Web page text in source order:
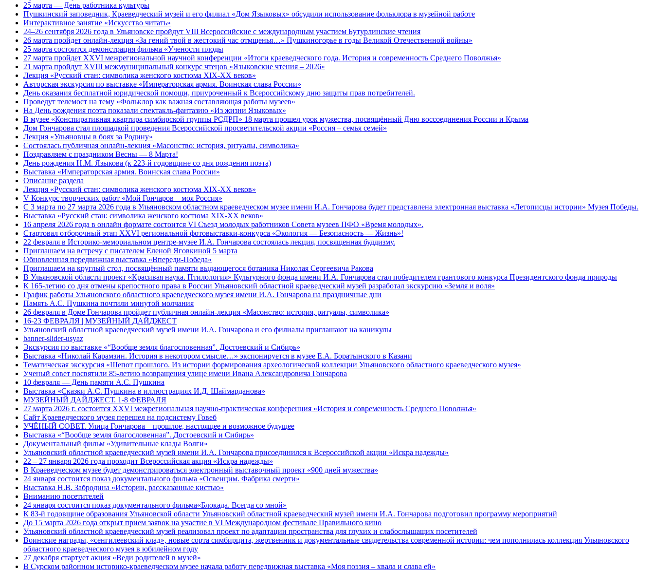
25 марта — День работника культуры
Пушкинский заповедник, Краеведческий музей и его филиал «Дом Языковых» обсудили использование фольклора в музейной работе
Интерактивное занятие «Искусство читать»
24–26 сентября 2026 года в Ульяновске пройдут VIII Всероссийские с международным участием Бутурлинские чтения
26 марта пройдет онлайн-лекция «За гений твой в жестокий час отмщенья…» Пушкиногорье в годы Великой Отечественной войны»
25 марта состоится демонстрация фильма «Учености плоды
27 марта пройдет XXVI межрегиональной научной конференции «Итоги краеведческого года. История и современность Среднего Поволжья»
21 марта пройдут XVIII межмуниципальный конкурс чтецов «Языковские чтения – 2026»
Лекция «Русский стан: символика женского костюма XIX-XX веков»
Авторская экскурсия по выставке «Императорская армия. Воинская слава России»
День оказания бесплатной юридической помощи, приуроченный к Всероссийскому дню защиты прав потребителей.
Проведут телемост на тему «Фольклор как важная составляющая работы музеев»
На День рождения поэта показали спектакль-фантазию «Из жизни Языковых»
В музее «Конспиративная квартира симбирской группы РСДРП» 18 марта прошел урок мужества, посвящённый Дню воссоединения России и Крыма
Дом Гончарова стал площадкой проведения Всероссийской просветительской акции «Россия – семья семей»
Лекция «Ульяновцы в боях за Родину»
Состоялась публичная онлайн-лекция «Масонство: история, ритуалы, символика»
Поздравляем с праздником Весны — 8 Марта!
День рождения Н.М. Языкова (к 223-й годовщине со дня рождения поэта)
Выставка «Императорская армия. Воинская слава России»
Описание раздела
Лекция «Русский стан: символика женского костюма XIX-XX веков»
V Конкурс творческих работ «Мой Гончаров – моя Россия»
С 3 марта по 27 марта 2026 года в Ульяновском областном краеведческом музее имени И.А. Гончарова будет представлена электронная выставка «Летописцы истории» Музея Победы.
Выставка «Русский стан: символика женского костюма XIX-XX веков»
16 апреля 2026 года в онлайн формате состоится VI Съезд молодых работников Совета музеев ПФО «Время молодых».
Стартовал отборочный этап XXVI региональной фотовыставки-конкурса «Экология — Безопасность — Жизнь»!
22 февраля в Историко-мемориальном центре-музее И.А. Гончарова состоялась лекция, посвященная буддизму.
Приглашаем на встречу с писателем Еленой Яговкиной 5 марта
Обновленная передвижная выставка «Впереди-Победа»
Приглашаем на круглый стол, посвящённый памяти выдающегося ботаника Николая Сергеевича Ракова
В Ульяновской области проект «Красивая наука. Птилология» Культурного фонда имени И.А. Гончарова стал победителем грантового конкурса Президентского фонда природы
К 165-летию со дня отмены крепостного права в России Ульяновский областной краеведческий музей разработал экскурсию «Земля и воля»
График работы Ульяновского областного краеведческого музея имени И.А. Гончарова на праздничные дни
Память А.С. Пушкина почтили минутой молчания
26 февраля в Доме Гончарова пройдет публичная онлайн-лекция «Масонство: история, ритуалы, символика»
16-23 ФЕВРАЛЯ | МУЗЕЙНЫЙ ДАЙДЖЕСТ
Ульяновский областной краеведческий музей имени И.А. Гончарова и его филиалы приглашают на каникулы
banner-slider-usyaz
Экскурсия по выставке «“Вообще земля благословенная”. Достоевский и Сибирь»
Выставка «Николай Карамзин. История в некотором смысле…» экспонируется в музее Е.А. Боратынского в Казани
Тематическая экскурсия «Шепот прошлого. Из истории формирования археологической коллекции Ульяновского областного краеведческого музея»
Ученый совет посвятили 85-летию возвращения улице имени Ивана Александровича Гончарова
10 февраля — День памяти А.С. Пушкина
Выставка «Сказки А.С. Пушкина в иллюстрациях И.Д. Шаймарданова»
МУЗЕЙНЫЙ ДАЙДЖЕСТ. 1-8 ФЕВРАЛЯ
27 марта 2026 г. состоится XXVI межрегиональная научно-практическая конференция «История и современность Среднего Поволжья»
Сайт Краеведческого музея перешел на подсистему Говеб
УЧЁНЫЙ СОВЕТ. Улица Гончарова – прошлое, настоящее и возможное будущее
Выставка «“Вообще земля благословенная”. Достоевский и Сибирь»
Документальный фильм «Удивительные клады Волги»
Ульяновский областной краеведческий музей имени И.А. Гончарова присоединился к Всероссийской акции «Искра надежды»
22 – 27 января 2026 года проходит Всероссийская акция «Искра надежды»
В Краеведческом музее будет демонстрироваться электронный выставочный проект «900 дней мужества»
24 января состоится показ документального фильма «Освенцим. Фабрика смерти»
Выставка Н.В. Забродина «Истории, рассказанные кистью»
Вниманию посетителей
24 января состоится показ документального фильма«Блокада. Всегда со мной»
К 83-й годовщине образования Ульяновской области Ульяновский областной краеведческий музей имени И.А. Гончарова подготовил программу мероприятий
До 15 марта 2026 года открыт прием заявок на участие в VI Международном фестивале Правильного кино
Ульяновский областной краеведческий музей реализовал проект по адаптации пространства для глухих и слабослышащих посетителей
Воинские награды, «сенгилеевский клад», новые сорта симбирцита, жертвенник и документальные свидетельства современной истории: чем пополнилась коллекция Ульяновского
областного краеведческого музея в юбилейном году
27 декабря стартует акция «Веди родителей в музей»
В Сурском районном историко-краеведческом музее начала работу передвижная выставка «Моя поэзия – хвала и слава ей»